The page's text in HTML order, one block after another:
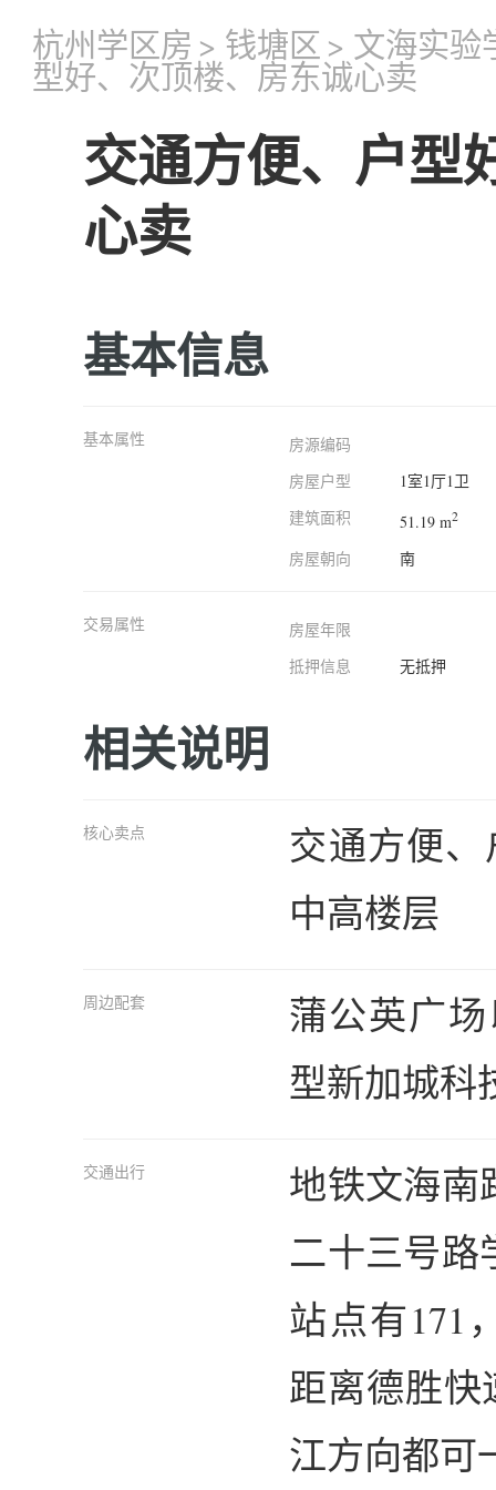
杭州学区房 > 钱塘区 > 文海实验
型好、次顶楼、房东诚心卖
交通方便、户型
心卖
基本信息
基本属性
房源编码
房屋户型
1室1厅1卫
建筑面积
51.19 m2
房屋朝向 南
交易属性
房屋年限
抵押信息
无抵押
相关说明
核心卖点
交通方便
中高楼层
周边配套
蒲公英广
型新加城科
交通出行
地铁文海南
二十三号路
站点有171
距离德胜快
江方向都可